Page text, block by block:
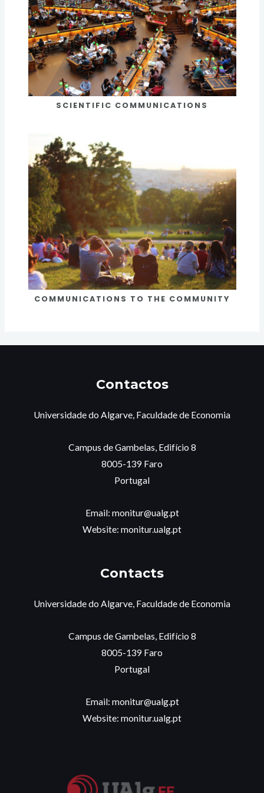
SCIENTIFIC COMMUNICATIONS
COMMUNICATIONS TO THE COMMUNITY
Contactos
Universidade do Algarve, Faculdade de Economia
Campus de Gambelas, Edifício 8
8005-139 Faro
Portugal
Email: monitur@ualg.pt
Website: monitur.ualg.pt
Contacts
Universidade do Algarve, Faculdade de Economia
Campus de Gambelas, Edifício 8
8005-139 Faro
Portugal
Email: monitur@ualg.pt
Website: monitur.ualg.pt